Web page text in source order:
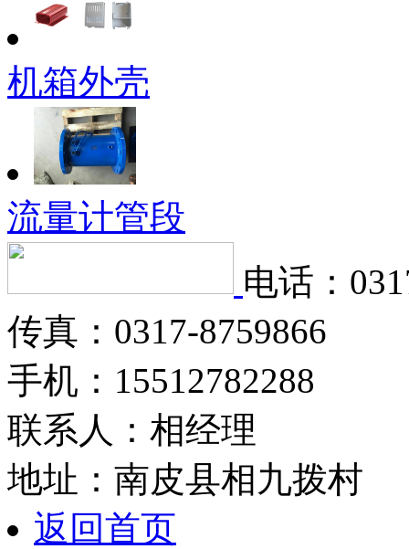
机箱外壳
流量计管段
电话：
传真：0317-8759866
手机：15512782288
联系人：相经理
地址：南皮县相九拨村
返回首页